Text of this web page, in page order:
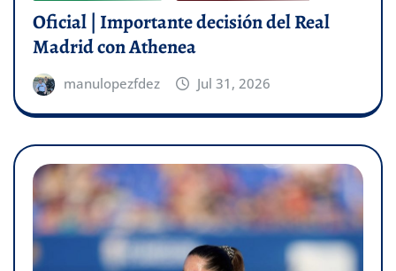
Oficial | Importante decisión del Real
Madrid con Athenea
manulopezfdez Jul 31, 2026